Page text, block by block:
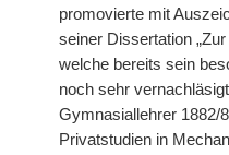
promovierte mit
seiner Dissertation
welche bereits sein
noch sehr
Gymnasiallehrer 1882/
Privatstudien in